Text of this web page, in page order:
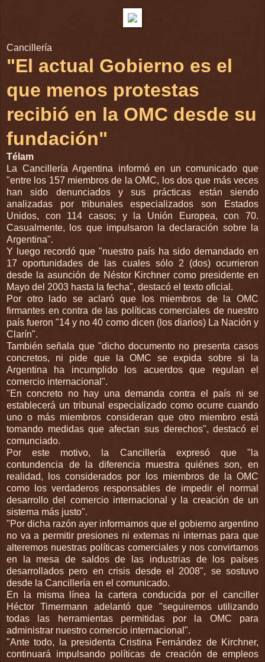
Cancillería
"El actual Gobierno es el
que menos protestas
recibió en la OMC desde su
fundación"
Télam
La Cancillería Argentina informó en un comunicado que
"entre los 157 miembros de la OMC, los dos que más veces
han sido denunciados y sus prácticas están siendo
analizadas por tribunales especializados son Estados
Unidos, con 114 casos; y la Unión Europea, con 70.
Casualmente, los que impulsaron la declaración sobre la
Argentina".
Y luego recordó que "nuestro país ha sido demandado en
17 oportunidades de las cuales sólo 2 (dos) ocurrieron
desde la asunción de Néstor Kirchner como presidente en
Mayo del 2003 hasta la fecha", destacó el texto oficial.
Por otro lado se aclaró que los miembros de la OMC
firmantes en contra de las políticas comerciales de nuestro
país fueron "14 y no 40 como dicen (los diarios) La Nación y
Clarín".
También señala que "dicho documento no presenta casos
concretos, ni pide que la OMC se expida sobre si la
Argentina ha incumplido los acuerdos que regulan el
comercio internacional".
"En concreto no hay una demanda contra el país ni se
establecerá un tribunal especializado como ocurre cuando
uno o más miembros consideran que otro miembro está
tomando medidas que afectan sus derechos", destacó el
comunciado.
Por este motivo, la Cancillería expresó que "la
contundencia de la diferencia muestra quiénes son, en
realidad, los considerados por los miembros de la OMC
como los verdaderos responsables de impedir el normal
desarrollo del comercio internacional y la creación de un
sistema más justo".
"Por dicha razón ayer informamos que el gobierno argentino
no va a permitir presiones ni externas ni internas para que
alteremos nuestras políticas comerciales y nos convirtamos
en la mesa de saldos de las industrias de los países
desarrollados pero en crisis desde el 2008", se sostuvo
desde la Cancillería en el comunicado.
En la misma línea la cartera conducida por el canciller
Héctor Timermann adelantó que "seguiremos utilizando
todas las herramientas permitidas por la OMC para
administrar nuestro comercio internacional".
"Ante todo, la presidenta Cristina Fernández de Kirchner,
continuará impulsando políticas de creación de empleos